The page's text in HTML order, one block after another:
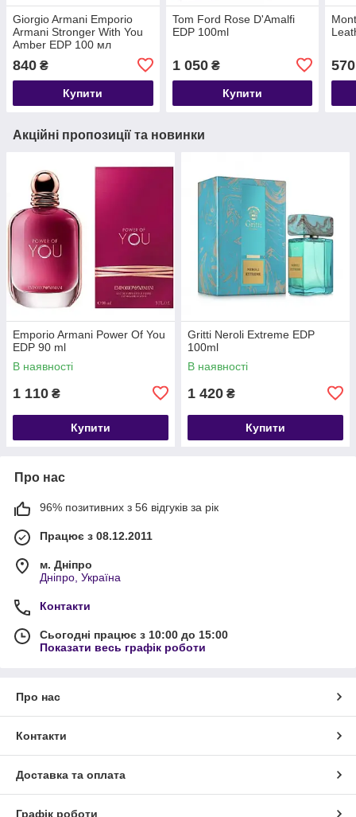
Giorgio Armani Emporio
Armani Stronger With You
Amber EDP 100 мл
840 ₴
Купити
Tom Ford Rose D'Amalfi
EDP 100ml
1 050₴
Купити
570
Акційні пропозиції та новинки
Emporio Armani Power Of You
EDP 90 ml
В наявності
1 110 ₴
Купити
Gritti Neroli Extreme EDP
100ml
В наявності
1 420 ₴
Купити
Про нас
96% позитивних з 56 відгуків за рік
Працює з 08.12.2011
м. Дніпро
Дніпро, Україна
Контакти
Сьогодні працює з 10:00 до 15:00
Показати весь графік роботи
Про нас
Контакти
Доставка та оплата
Графік роботи